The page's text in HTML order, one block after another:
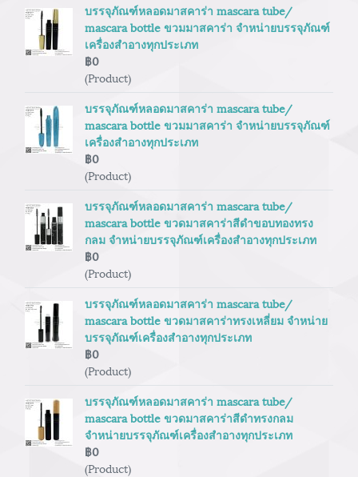
บรรจุภัณฑ์หลอดมาสคาร่า mascara tube/
mascara bottle ขวมมาสคาร่า จำหน่ายบรรจุภัณฑ์
เครื่องสำอางทุกประเภท
฿0
(Product)
บรรจุภัณฑ์หลอดมาสคาร่า mascara tube/
mascara bottle ขวมมาสคาร่า จำหน่ายบรรจุภัณฑ์
เครื่องสำอางทุกประเภท
฿0
(Product)
บรรจุภัณฑ์หลอดมาสคาร่า mascara tube/
mascara bottle ขวดมาสคาร่าสีดำขอบทองทรง
กลม จำหน่ายบรรจุภัณฑ์เครื่องสำอางทุกประเภท
฿0
(Product)
บรรจุภัณฑ์หลอดมาสคาร่า mascara tube/
mascara bottle ขวดมาสคาร่าทรงเหลี่ยม จำหน่าย
บรรจุภัณฑ์เครื่องสำอางทุกประเภท
฿0
(Product)
บรรจุภัณฑ์หลอดมาสคาร่า mascara tube/
mascara bottle ขวดมาสคาร่าสีดำทรงกลม
จำหน่ายบรรจุภัณฑ์เครื่องสำอางทุกประเภท
฿0
(Product)